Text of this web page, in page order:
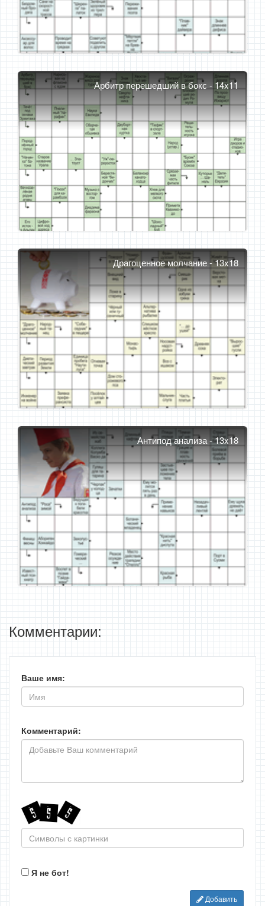
Арбитр перешедший в бокс - 14x11
Драгоценное молчание - 13x18
Антипод анализа - 13x18
Комментарии:
Ваше имя:
Комментарий:
Я не бот!
Добавить